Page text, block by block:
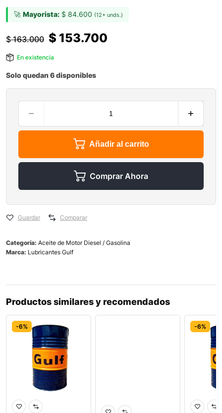
🚀 Mayorista: $ 84.600 (12+ unds.)
$163.000 $ 153.700
En existencia
Solo quedan 6 disponibles
Añadir al carrito
Comprar Ahora
Guardar Comparar
Categoría: Aceite de Motor Diesel / Gasolina
Marca: Lubricantes Gulf
Productos similares y recomendados
-6% -6%